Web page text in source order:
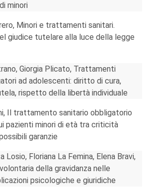
minori
Minori e trattamenti sanitari.
giudice tutelare alla luce della legge
Giorgia Plicato, Trattamenti
ad adolescenti: diritto di cura,
rispetto della libertà individuale
Il trattamento sanitario obbligatorio
pazienti minori di età tra criticità
garanzie
Losio, Floriana La Femina, Elena Bravi,
della gravidanza nelle
psicologiche e giuridiche